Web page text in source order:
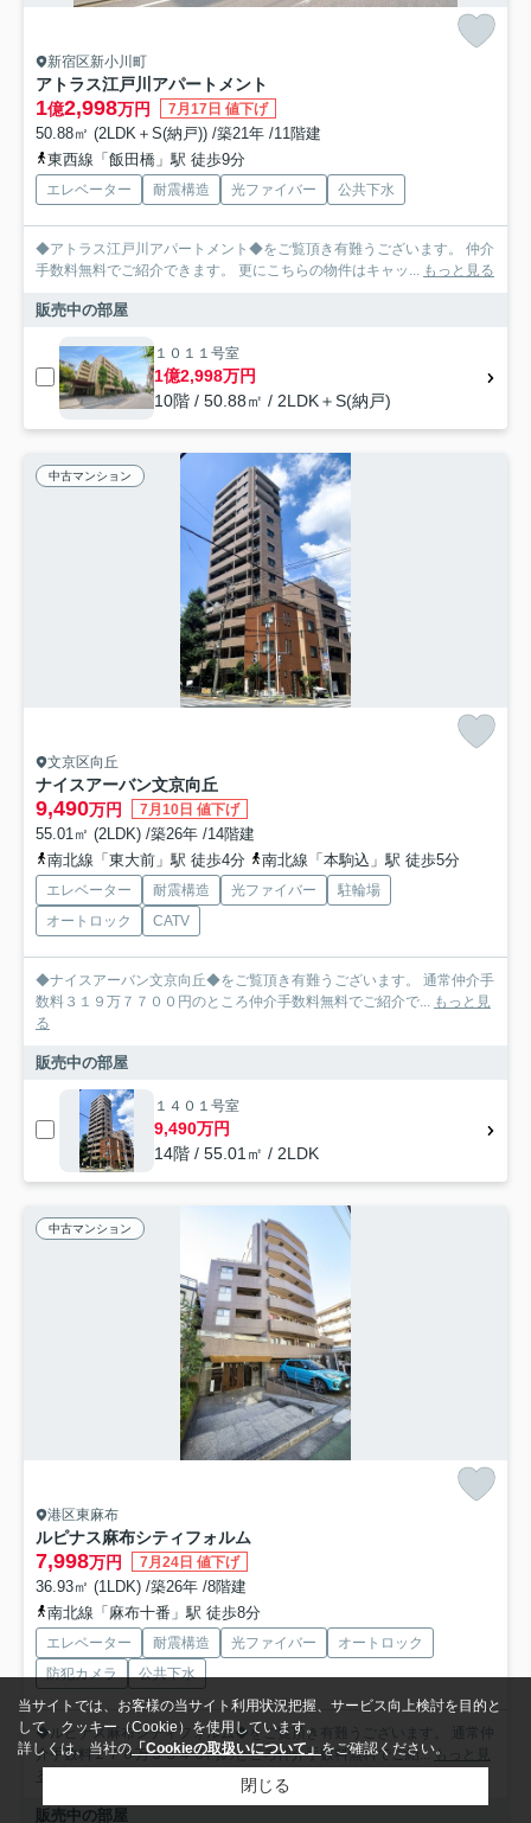
新宿区新小川町
アトラス江戸川アパートメント
1億2,998万円 7月17日 値下げ
50.88㎡ (2LDK＋S(納戸)) /築21年 /11階建
東西線「飯田橋」駅 徒歩9分
エレベーター 耐震構造 光ファイバー 公共下水
◆アトラス江戸川アパートメント◆をご覧頂き有難うございます。 仲介
手数料無料でご紹介できます。 更にこちらの物件はキャッ...
もっと見る
販売中の部屋
１０１１号室
1億2,998万円
10階 / 50.88㎡ / 2LDK＋S(納戸)
中古マンション
文京区向丘
ナイスアーバン文京向丘
9,490万円 7月10日 値下げ
55.01㎡ (2LDK) /築26年 /14階建
南北線「東大前」駅 徒歩4分
南北線「本駒込」駅 徒歩5分
エレベーター 耐震構造 光ファイバー
駐輪場
オートロック
CATV
◆ナイスアーバン文京向丘◆をご覧頂き有難うございます。 通常仲介手
数料３１９万７７００円のところ仲介手数料無料でご紹介で...
もっと見
る
販売中の部屋
１４０１号室
9,490万円
14階 / 55.01㎡ / 2LDK
中古マンション
港区東麻布
ルピナス麻布シティフォルム
7,998万円 7月24日 値下げ
36.93㎡ (1LDK) /築26年 /8階建
南北線「麻布十番」駅 徒歩8分
エレベーター 耐震構造 光ファイバー
オートロック
防犯カメラ
公共下水
◆ルピナス麻布シティフォルム◆をご覧頂き有難うございます。 通常仲
介手数料２７０万５３４０円のところ仲介手数料無料でご紹...もっと見
る
販売中の部屋
当サイトでは、お客様の当サイト利用状況把握、サービス向上検討を目的と
して、クッキー（Cookie）を使用しています。
詳しくは、当社の 「Cookieの取扱いについて」 をご確認ください。
閉じる